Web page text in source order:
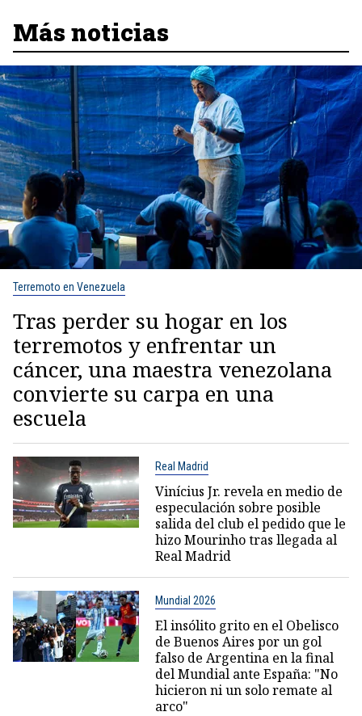
Más noticias
Terremoto en Venezuela
Tras perder su hogar en los
terremotos y enfrentar un
cáncer, una maestra venezolana
convierte su carpa en una
escuela
Real Madrid
Vinícius Jr. revela en medio de
especulación sobre posible
salida del club el pedido que le
hizo Mourinho tras llegada al
Real Madrid
Mundial 2026
El insólito grito en el Obelisco
de Buenos Aires por un gol
falso de Argentina en la final
del Mundial ante España: "No
hicieron ni un solo remate al
arco"